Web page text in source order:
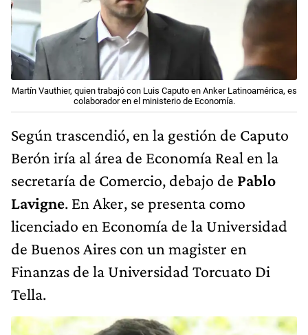
Martín Vauthier, quien trabajó con Luis Caputo en Anker Latinoamérica, es
colaborador en el ministerio de Economía.
Según trascendió, en la gestión de Caputo
Berón iría al área de Economía Real en la
secretaría de Comercio, debajo de Pablo
Lavigne. En Aker, se presenta como
licenciado en Economía de la Universidad
de Buenos Aires con un magister en
Finanzas de la Universidad Torcuato Di
Tella.